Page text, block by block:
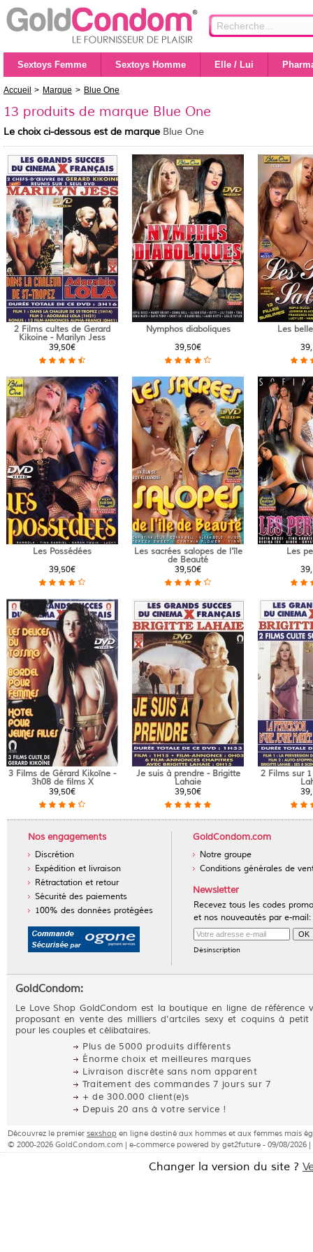
Sextoys Femme Sextoys Homme Elle / Lui
Accueil > Marque > Blue One
13 produits de marque Blue One
Le choix ci-dessous est de marque Blue One
2 Films cultes de Gerard
Kikoine - Marilyn Jess
39,50€
Nymphos diaboliques
39,50€
Les
Les Possédées
39,50€
Les sacrées salopes de l'île
de Beauté
39,50€
Les
3 Films de Gérard Kikoïne -
3h08 de films X
39,50€
Je suis à prendre - Brigitte
Lahaie
39,50€
2 Films sur
Nos engagements
Discrétion
Expédition et livraison
Rétractation et retour
Sécurité des paiements
100% des données protégées
GoldCondom.com
Notre groupe
Conditions générales de
Newsletter
Recevez tous les codes
et nos nouveautés par e-mail:
Désinscription
GoldCondom:
Le Love Shop GoldCondom est la boutique en ligne de référence
proposant en vente des milliers d'artciles sexy et coquins à petit
pour les couples et célibataires.
Plus de 5000 produits différents
Énorme choix et meilleures marques
Livraison discrète sans nom apparent
Traitement des commandes 7 jours sur 7
+ de 300.000 client(e)s
Depuis 20 ans à votre service !
Découvrez le premier sexshop en ligne destiné aux hommes et aux femmes mais
© 2000-2026 GoldCondom.com | e-commerce powered by get2future - 09/08/2026 |
Changer la version du site ?